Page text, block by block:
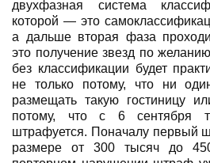
двухфазная система
которой — это
а дальше вторая фаза
это получение звезд по
без классификации будет
не только потому, что ни
размещать такую гостиницу
потому, что с 6 сентября
штрафуется. Поначалу первый
размере от 300 тысяч до